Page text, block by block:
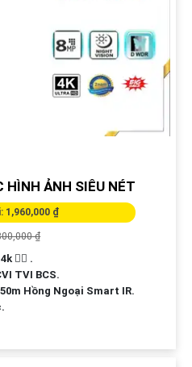
ẢNH SIÊU NÉT
1,960,000 ₫
₫
👍🏾 .
TVI BCS.
Hồng Ngoại Smart IR.